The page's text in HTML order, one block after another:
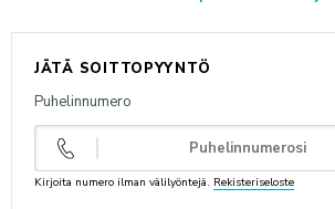
JÄTÄ SOITTOPYYNTÖ
Puhelinnumero
Kirjoita numero ilman välilyöntejä. Rekisteriseloste